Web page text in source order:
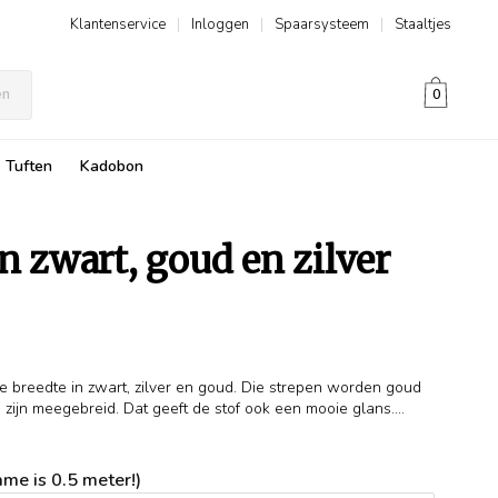
Staaltjes
|
Spaarsysteem
|
Inloggen
|
Klantenservice
0
Tuften Kadobon
zwart, goud en zilver
breedte in zwart, zilver en goud. Die strepen worden goud
meegebreid. Dat geeft de stof ook een mooie glans....
is 0.5 meter!)